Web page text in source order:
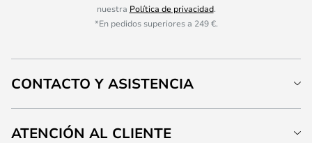
nuestra Política de privacidad.
*En pedidos superiores a 249 €.
CONTACTO Y ASISTENCIA
ATENCIÓN AL CLIENTE